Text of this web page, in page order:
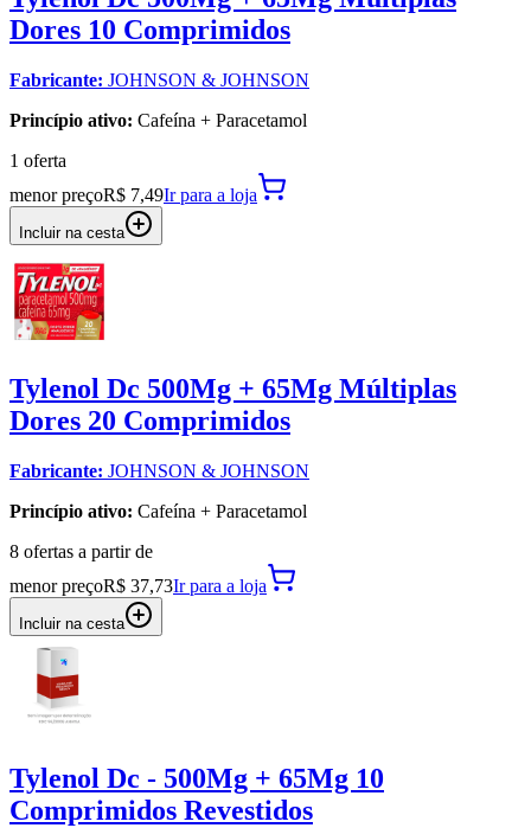
Dores 10 Comprimidos
Fabricante: JOHNSON & JOHNSON
Princípio ativo: Cafeína + Paracetamol
1 oferta
menor preçoR$ 7,49Ir para a loja
Incluir na cesta
Tylenol Dc 500Mg + 65Mg Múltiplas
Dores 20 Comprimidos
Fabricante: JOHNSON & JOHNSON
Princípio ativo: Cafeína + Paracetamol
8 ofertas a partir de
menor preçoR$ 37,73Ir para a loja
Incluir na cesta
Tylenol Dc - 500Mg + 65Mg 10
Comprimidos Revestidos